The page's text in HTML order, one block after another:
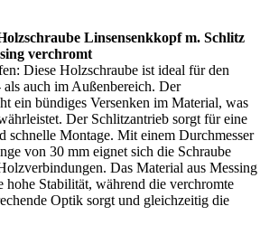
Linsensenkkopf m. Schlitz
verchromt
Diese Holzschraube ist ideal für den
auch im Außenbereich. Der
ein bündiges Versenken im Material, was
Der Schlitzantrieb sorgt für eine
schnelle Montage. Mit einem Durchmesser
von 30 mm eignet sich die Schraube
Das Material aus Messing
hohe Stabilität, während die verchromte
Optik sorgt und gleichzeitig die